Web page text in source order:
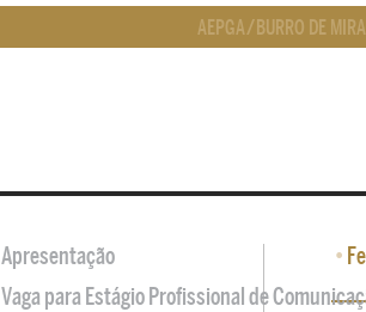
AEPGA/ BURRO DE
•
Apresentação
Vaga para Estágio Profissional de